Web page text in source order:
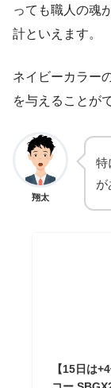
っても職人の魂
計といえます。
ネイビーカラー
を与えることが
翔太
特
【15日は